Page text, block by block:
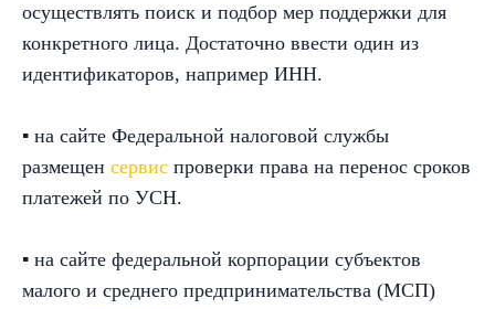
осуществлять поиск и подбор мер поддержки для
конкретного лица. Достаточно ввести один из
идентификаторов, например ИНН.
▪ на сайте Федеральной налоговой службы
размещен сервис проверки права на перенос сроков
платежей по УСН.
▪ на сайте федеральной корпорации субъектов
малого и среднего предпринимательства (МСП)